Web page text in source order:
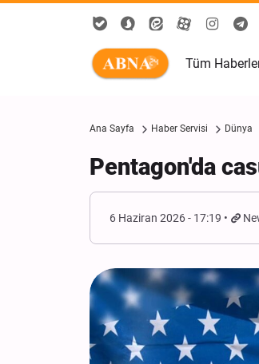
Tüm
Ana Sayfa Haber Servisi Dünya
Pentagon'da
6 Haziran 2026 - 17:19